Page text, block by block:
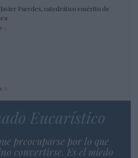
Paredes, catedrático emérito de
Eucarístico
preocuparse por lo que
convertirse. Es el miedo